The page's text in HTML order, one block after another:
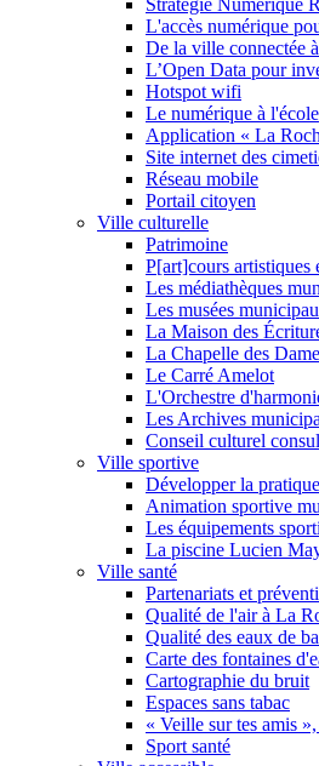
Stratégie Numérique
L'accès numérique
De la ville connectée
L’Open Data pour
Hotspot wifi
Le numérique à l'école
Application « La
Site internet des
Réseau mobile
Portail citoyen
Ville culturelle
Patrimoine
P[art]cours artistiques
Les médiathèques
Les musées
La Maison des
La Chapelle des
Le Carré Amelot
L'Orchestre
Les Archives
Conseil culturel
Ville sportive
Développer la
Animation sportive
Les équipements
La piscine Lucien
Ville santé
Partenariats et
Qualité de l'air à La
Qualité des eaux de
Carte des fontaines
Cartographie du bruit
Espaces sans tabac
« Veille sur tes amis
Sport santé